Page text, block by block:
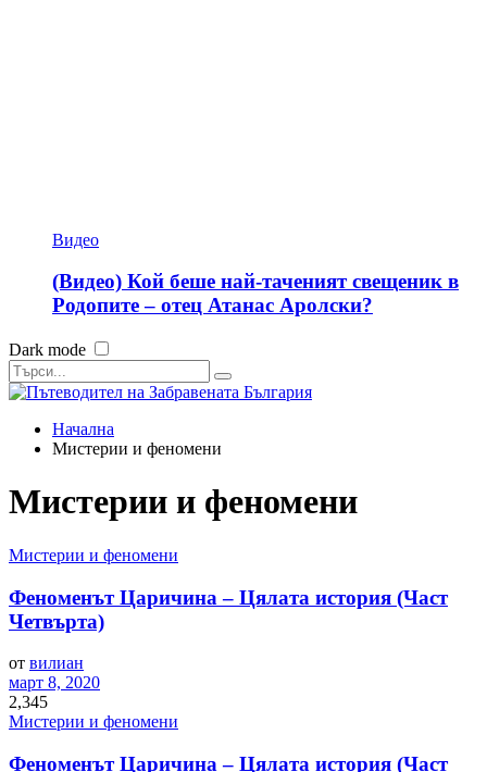
Видео
(Видео) Кой беше най-таченият свещеник в
Родопите – отец Атанас Аролски?
Dark mode
Начална
Мистерии и феномени
Мистерии и феномени
Мистерии и феномени
Феноменът Царичина – Цялата история (Част
Четвърта)
от вилиан
март 8, 2020
2,345
Мистерии и феномени
Феноменът Царичина – Цялата история (Част